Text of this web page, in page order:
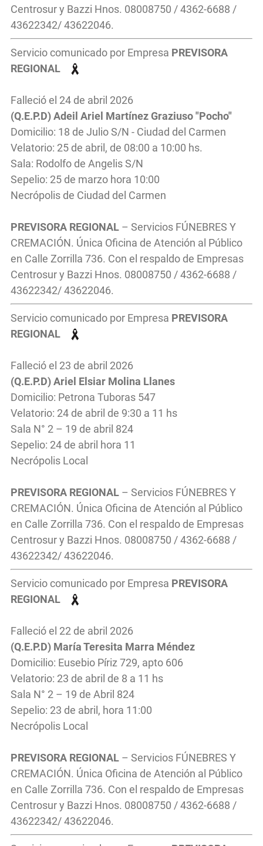
Centrosur y Bazzi Hnos. 08008750 / 4362-6688 /
43622342/ 43622046.
Servicio comunicado por Empresa PREVISORA
REGIONAL
Falleció el 24 de abril 2026
(Q.E.P.D) Adeil Ariel Martínez Graziuso "Pocho"
Domicilio: 18 de Julio S/N - Ciudad del Carmen
Velatorio: 25 de abril, de 08:00 a 10:00 hs.
Sala: Rodolfo de Angelis S/N
Sepelio: 25 de marzo hora 10:00
Necrópolis de Ciudad del Carmen
PREVISORA REGIONAL – Servicios FÚNEBRES Y
CREMACIÓN. Única Oficina de Atención al Público
en Calle Zorrilla 736. Con el respaldo de Empresas
Centrosur y Bazzi Hnos. 08008750 / 4362-6688 /
43622342/ 43622046.
Servicio comunicado por Empresa PREVISORA
REGIONAL
Falleció el 23 de abril 2026
(Q.E.P.D) Ariel Elsiar Molina Llanes
Domicilio: Petrona Tuboras 547
Velatorio: 24 de abril de 9:30 a 11 hs
Sala N° 2 – 19 de abril 824
Sepelio: 24 de abril hora 11
Necrópolis Local
PREVISORA REGIONAL – Servicios FÚNEBRES Y
CREMACIÓN. Única Oficina de Atención al Público
en Calle Zorrilla 736. Con el respaldo de Empresas
Centrosur y Bazzi Hnos. 08008750 / 4362-6688 /
43622342/ 43622046.
Servicio comunicado por Empresa PREVISORA
REGIONAL
Falleció el 22 de abril 2026
(Q.E.P.D) María Teresita Marra Méndez
Domicilio: Eusebio Píriz 729, apto 606
Velatorio: 23 de abril de 8 a 11 hs
Sala N° 2 – 19 de Abril 824
Sepelio: 23 de abril, hora 11:00
Necrópolis Local
PREVISORA REGIONAL – Servicios FÚNEBRES Y
CREMACIÓN. Única Oficina de Atención al Público
en Calle Zorrilla 736. Con el respaldo de Empresas
Centrosur y Bazzi Hnos. 08008750 / 4362-6688 /
43622342/ 43622046.